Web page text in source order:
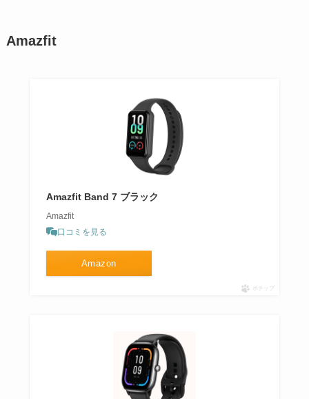
Amazfit
Amazfit Band 7 ブラック
Amazfit
口コミを見る
Amazon
ポチップ